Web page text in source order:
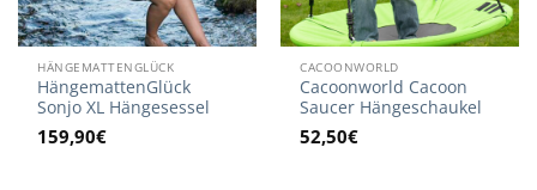
HÄNGEMATTENGLÜCK
HängemattenGlück
Sonjo XL Hängesessel
159,90€
CACOONWORLD
Cacoonworld Cacoon
Saucer Hängeschaukel
52,50€